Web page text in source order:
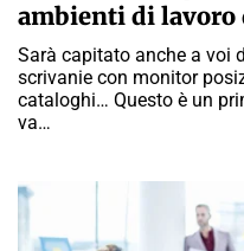
ambienti di lavoro
Sarà capitato anche a voi
scrivanie con monitor
cataloghi… Questo è un
va…